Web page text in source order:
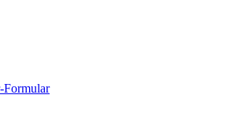
Formular